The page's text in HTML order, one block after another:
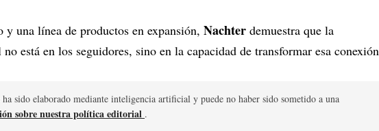
una línea de productos en expansión, Nachter demuestra que la
está en los seguidores, sino en la capacidad de transformar esa conexión
sido elaborado mediante inteligencia artificial y puede no haber sido sometido a una
sobre nuestra política editorial .